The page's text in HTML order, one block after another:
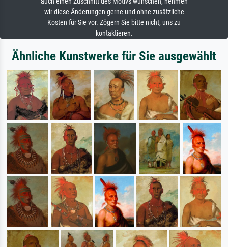
wir diese Änderungen gerne und ohne zusätzliche
Kosten für Sie vor. Zögern Sie bitte nicht, uns zu
kontaktieren.
Ähnliche Kunstwerke für Sie ausgewählt